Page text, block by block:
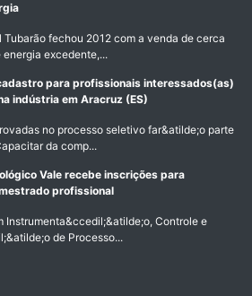
Tubarão fechou 2012 com a venda de cerca
energia excedente,...
para profissionais interessados(as)
indústria em Aracruz (ES)
no processo seletivo far&atilde;o parte
da comp...
Vale recebe inscrições para
profissional
Instrumenta&ccedil;&atilde;o, Controle e
de Processo...